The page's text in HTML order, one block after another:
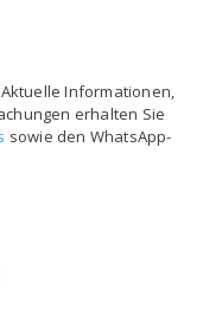
Informationen,
erhalten Sie
sowie den WhatsApp-